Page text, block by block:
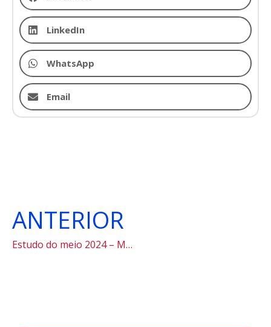
LinkedIn
WhatsApp
Email
ANTERIOR
Estudo do meio 2024 – Museu Catavento